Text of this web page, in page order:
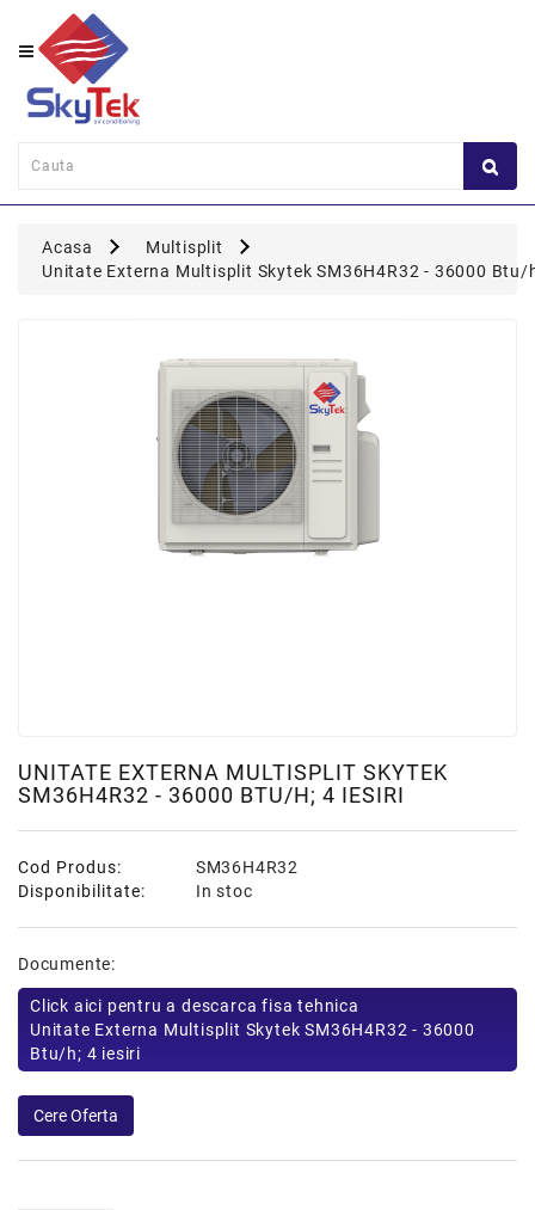
Category
Perete
Consola
Duct
Caseta
Acasa
Multisplit
Unitate Externa Multisplit Skytek SM36H4R32 - 36000 Btu/
UNITATE EXTERNA MULTISPLIT SKYTEK
SM36H4R32 - 36000 BTU/H; 4 IESIRI
Cod Produs:
SM36H4R32
Disponibilitate:
In stoc
Documente:
Click aici pentru a descarca fisa tehnica
Unitate Externa Multisplit Skytek SM36H4R32 - 36000
Btu/h; 4 iesiri